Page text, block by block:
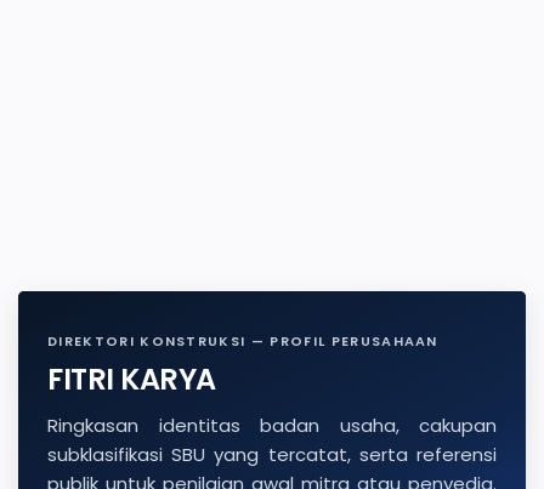
DIREKTORI KONSTRUKSI — PROFIL PERUSAHAAN
FITRI KARYA
Ringkasan identitas badan usaha, cakupan
subklasifikasi SBU yang tercatat, serta referensi
publik untuk penilaian awal mitra atau penyedia.